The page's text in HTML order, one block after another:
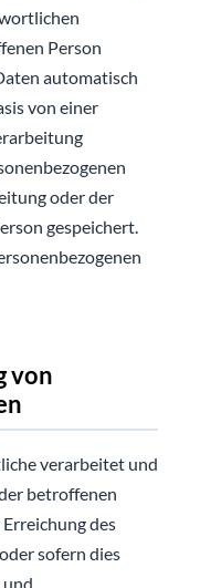
Person
automatisch
von einer
oder der
gespeichert.
von
verarbeitet und
betroffenen
des
sofern dies